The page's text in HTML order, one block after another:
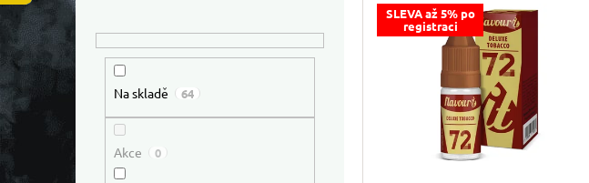
Na skladě 64
Akce 0
SLEVA až 5% po
registraci